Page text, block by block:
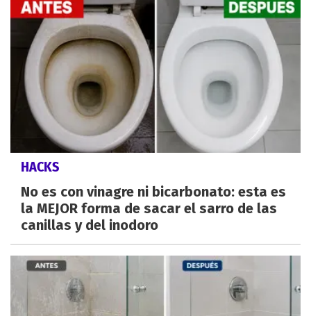
HACKS
No es con vinagre ni bicarbonato: esta es
la MEJOR forma de sacar el sarro de las
canillas y del inodoro